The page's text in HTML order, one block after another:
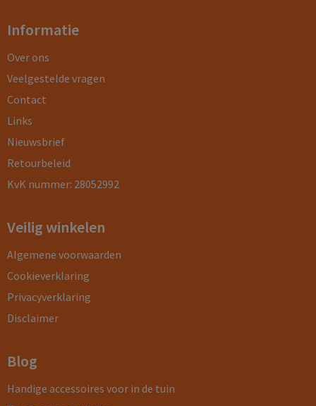
Informatie
Over ons
Veelgestelde vragen
Contact
Links
Nieuwsbrief
Retourbeleid
KvK nummer: 28052992
Veilig winkelen
Algemene voorwaarden
Cookieverklaring
Privacyverklaring
Disclaimer
Blog
Handige accessoires voor in de tuin